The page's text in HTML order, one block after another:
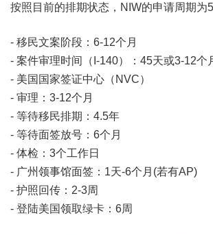
按照目前的排期状态，NIW的申请周期为
- 移民文案阶段：6-12个月
- 案件审理时间（I-140）：45天或3-12个
- 美国国家签证中心（NVC）
- 审理：3-12个月
- 等待移民排期：4.5年
- 等待面签放号：6个月
- 体检：3个工作日
- 广州领事馆面签：1天-6个月(若有AP)
- 护照回传：2-3周
- 登陆美国领取绿卡：6周